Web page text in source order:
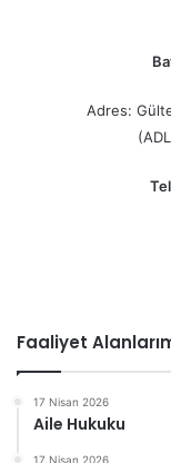
Adres:
Faaliyet
17 Nisan 2026
Aile Hukuku
17 Nisan 2026